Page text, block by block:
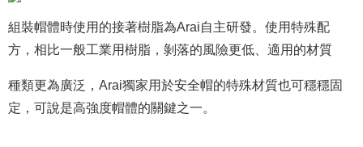
組裝帽體時使用的接著樹脂為Arai自主研發。使用特殊配
方，相比一般工業用樹脂，剝落的風險更低、適用的材質
種類更為廣泛，Arai獨家用於安全帽的特殊材質也可穩穩固
定，可說是高強度帽體的關鍵之一。